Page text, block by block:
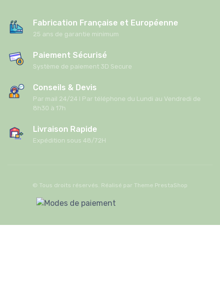
Fabrication Française et Européenne
25 ans de garantie minimum
Paiement Sécurisé
Système de paiement 3D Secure
Conseils & Devis
Par mail 24/24 I Par téléphone du Lundi au Vendredi de
8h30 à 17h
Livraison Rapide
Expédition sous 48/72H
© Tous droits réservés. Réalisé par Theme PrestaShop